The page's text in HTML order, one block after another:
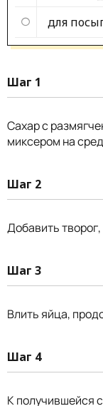
для
Шаг 1
Сахар с
миксером на
Шаг 2
Добавить
Шаг 3
Влить яйца,
Шаг 4
К получившейся